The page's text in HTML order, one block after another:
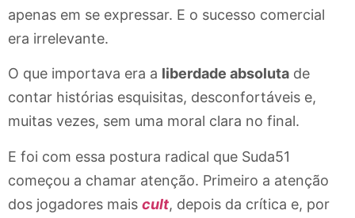
apenas em se expressar. E o sucesso comercial
era irrelevante.
O que importava era a liberdade absoluta de
contar histórias esquisitas, desconfortáveis e,
muitas vezes, sem uma moral clara no final.
E foi com essa postura radical que Suda51
começou a chamar atenção. Primeiro a atenção
dos jogadores mais cult, depois da crítica e, por